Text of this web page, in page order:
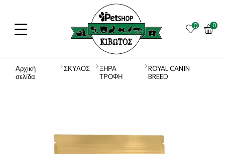
0 0
Αρχική
σελίδα
ΣΚΥΛΟΣ
ΞΗΡΑ
ΤΡΟΦΗ
ROYAL CANIN
BREED